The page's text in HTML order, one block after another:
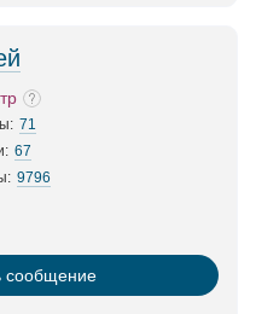
71
: 67
9796
сообщение